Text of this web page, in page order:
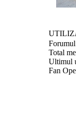
Total
Ultimul
Fan